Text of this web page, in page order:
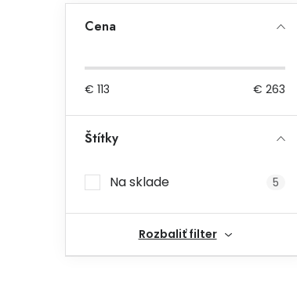
Cena
€ 113 € 263
Štítky
Na sklade 5
Rozbaliť filter